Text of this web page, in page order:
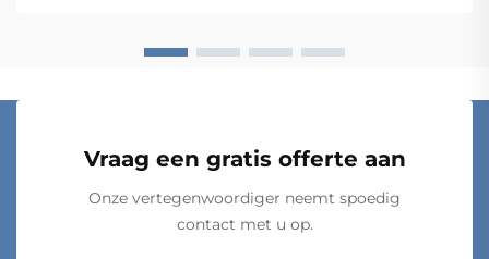
Vraag een gratis offerte aan
Onze vertegenwoordiger neemt spoedig
contact met u op.